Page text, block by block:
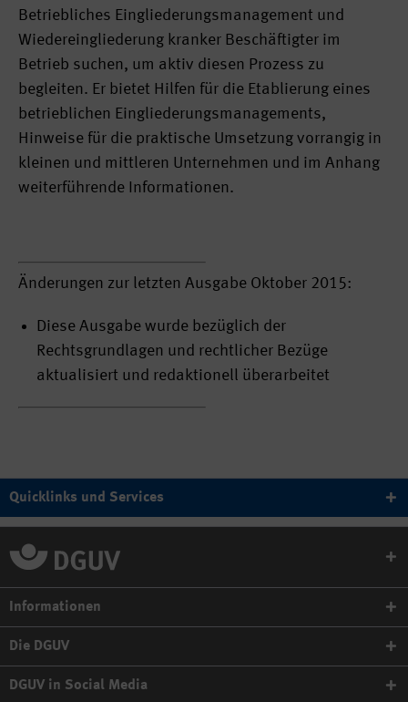
Betriebliches Eingliederungsmanagement und
Wiedereingliederung kranker Beschäftigter im
Betrieb suchen, um aktiv diesen Prozess zu
begleiten. Er bietet Hilfen für die Etablierung eines
betrieblichen Eingliederungsmanagements,
Hinweise für die praktische Umsetzung vorrangig in
kleinen und mittleren Unternehmen und im Anhang
weiterführende Informationen.
Änderungen zur letzten Ausgabe Oktober 2015:
Diese Ausgabe wurde bezüglich der
Rechtsgrundlagen und rechtlicher Bezüge
aktualisiert und redaktionell überarbeitet
Quicklinks und Services
Informationen
Die DGUV
DGUV in Social Media